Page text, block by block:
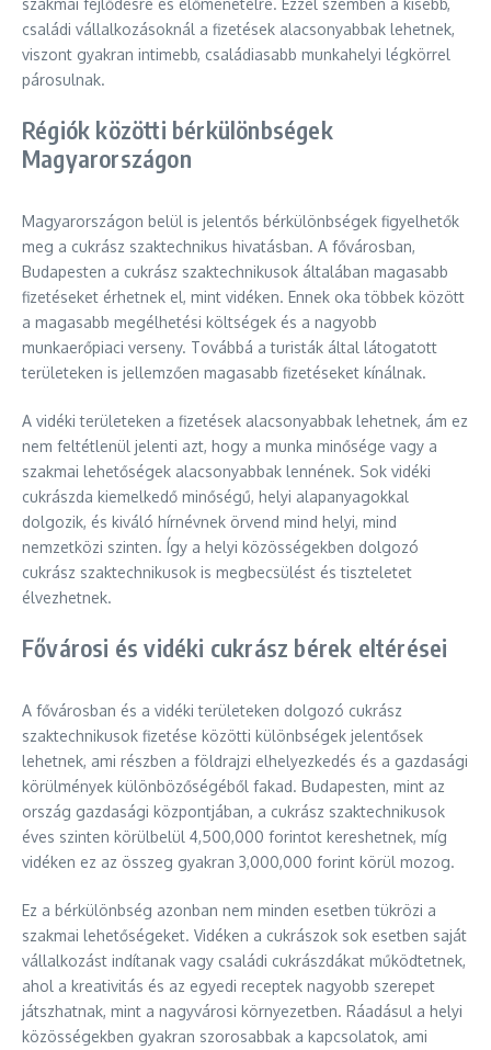
szakmai fejlődésre és előmenetelre. Ezzel szemben a kisebb,
családi vállalkozásoknál a fizetések alacsonyabbak lehetnek,
viszont gyakran intimebb, családiasabb munkahelyi légkörrel
párosulnak.
Régiók közötti bérkülönbségek
Magyarországon
Magyarországon belül is jelentős bérkülönbségek figyelhetők
meg a cukrász szaktechnikus hivatásban. A fővárosban,
Budapesten a cukrász szaktechnikusok általában magasabb
fizetéseket érhetnek el, mint vidéken. Ennek oka többek között
a magasabb megélhetési költségek és a nagyobb
munkaerőpiaci verseny. Továbbá a turisták által látogatott
területeken is jellemzően magasabb fizetéseket kínálnak.
A vidéki területeken a fizetések alacsonyabbak lehetnek, ám ez
nem feltétlenül jelenti azt, hogy a munka minősége vagy a
szakmai lehetőségek alacsonyabbak lennének. Sok vidéki
cukrászda kiemelkedő minőségű, helyi alapanyagokkal
dolgozik, és kiváló hírnévnek örvend mind helyi, mind
nemzetközi szinten. Így a helyi közösségekben dolgozó
cukrász szaktechnikusok is megbecsülést és tiszteletet
élvezhetnek.
Fővárosi és vidéki cukrász bérek eltérései
A fővárosban és a vidéki területeken dolgozó cukrász
szaktechnikusok fizetése közötti különbségek jelentősek
lehetnek, ami részben a földrajzi elhelyezkedés és a gazdasági
körülmények különbözőségéből fakad. Budapesten, mint az
ország gazdasági központjában, a cukrász szaktechnikusok
éves szinten körülbelül 4,500,000 forintot kereshetnek, míg
vidéken ez az összeg gyakran 3,000,000 forint körül mozog.
Ez a bérkülönbség azonban nem minden esetben tükrözi a
szakmai lehetőségeket. Vidéken a cukrászok sok esetben saját
vállalkozást indítanak vagy családi cukrászdákat működtetnek,
ahol a kreativitás és az egyedi receptek nagyobb szerepet
játszhatnak, mint a nagyvárosi környezetben. Ráadásul a helyi
közösségekben gyakran szorosabbak a kapcsolatok, ami